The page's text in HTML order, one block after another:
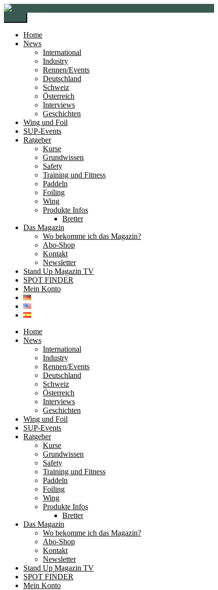
Zur
Navigation
springen
Zum
springen
Home
News
International
Industry
Rennen/Events
Deutschland
Schweiz
Österreich
Interviews
Geschichten
Wing und Foil
SUP-Events
Ratgeber
Kurse
Grundwissen
Safety
Training und Fitness
Paddeln
Foiling
Wing
Produkte Infos
Bretter
Das Magazin
Wo bekomme ich das Magazin?
Abo-Shop
Kontakt
Newsletter
Stand Up Magazin TV
SPOT FINDER
Mein Konto
Home
News
International
Industry
Rennen/Events
Deutschland
Schweiz
Österreich
Interviews
Geschichten
Wing und Foil
SUP-Events
Ratgeber
Kurse
Grundwissen
Safety
Training und Fitness
Paddeln
Foiling
Wing
Produkte Infos
Bretter
Das Magazin
Wo bekomme ich das Magazin?
Abo-Shop
Kontakt
Newsletter
Stand Up Magazin TV
SPOT FINDER
Mein Konto